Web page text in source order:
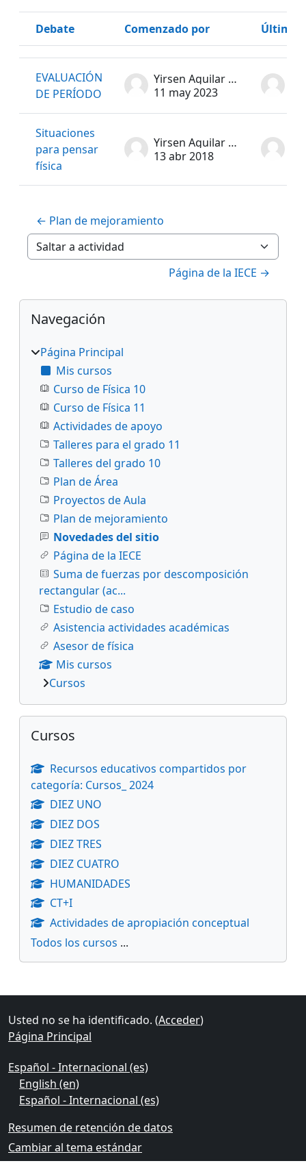
Estado
Debate Comenzado por Último
EVALUACIÓN
DE PERÍODO
Yirsen Aguilar Mosquera
11 may 2023
Situaciones
para pensar
física
Yirsen Aguilar Mosquera
13 abr 2018
← Plan de mejoramiento
Saltar a actividad
Página de la IECE →
Bloques
Salta Navegación
Navegación
Página Principal
Mis cursos
Curso de Física 10
Curso de Física 11
Actividades de apoyo
Talleres para el grado 11
Talleres del grado 10
Plan de Área
Proyectos de Aula
Plan de mejoramiento
Novedades del sitio
Página de la IECE
Suma de fuerzas por descomposición
rectangular (ac...
Estudio de caso
Asistencia actividades académicas
Asesor de física
Mis cursos
Cursos
Salta Cursos
Cursos
Recursos educativos compartidos por
categoría: Cursos_ 2024
DIEZ UNO
DIEZ DOS
DIEZ TRES
DIEZ CUATRO
HUMANIDADES
CT+I
Actividades de apropiación conceptual
Todos los cursos ...
Bloques suplementarios
Usted no se ha identificado. (Acceder)
Página Principal
Español - Internacional ‎(es)‎
English ‎(en)‎
Español - Internacional ‎(es)‎
Resumen de retención de datos
Cambiar al tema estándar